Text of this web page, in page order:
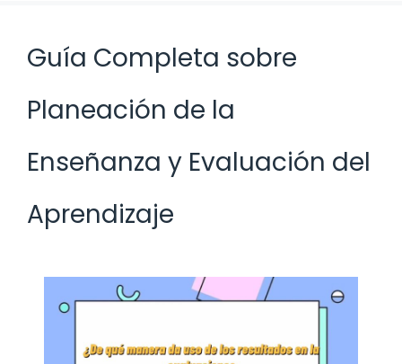
Guía Completa sobre
Planeación de la
Enseñanza y Evaluación del
Aprendizaje